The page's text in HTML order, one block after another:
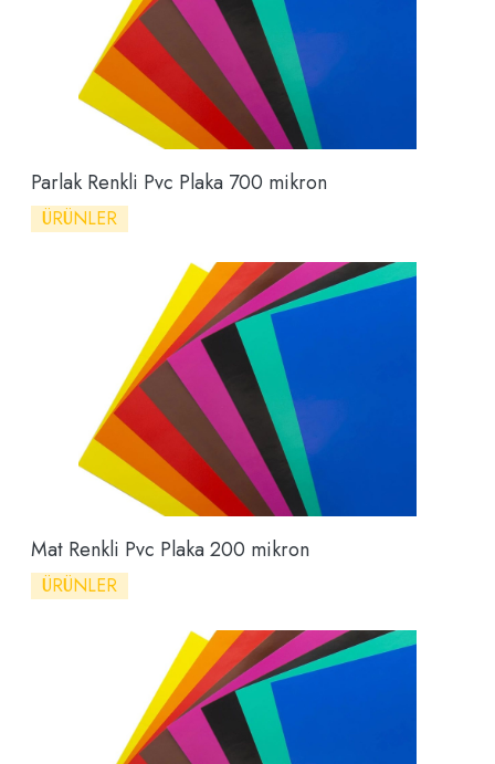
Parlak Renkli Pvc Plaka 700 mikron
ÜRÜNLER
Mat Renkli Pvc Plaka 200 mikron
ÜRÜNLER